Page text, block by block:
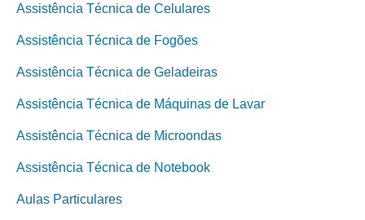
Assistência Técnica de Celulares
Assistência Técnica de Fogões
Assistência Técnica de Geladeiras
Assistência Técnica de Máquinas de Lavar
Assistência Técnica de Microondas
Assistência Técnica de Notebook
Aulas Particulares